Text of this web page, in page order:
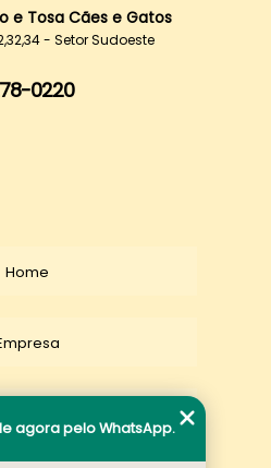
e Tosa Cães e Gatos
- Setor Sudoeste
0220
Home
agora pelo WhatsApp.